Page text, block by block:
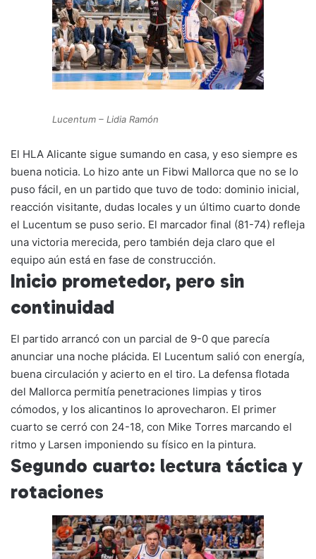
Li
b
o
o
k
A
p
p
a
m
ar
tir
Lucentum – Lidia Ramón
El HLA Alicante sigue sumando en casa, y eso siempre es
buena noticia. Lo hizo ante un Fibwi Mallorca que no se lo
puso fácil, en un partido que tuvo de todo: dominio inicial,
reacción visitante, dudas locales y un último cuarto donde
el Lucentum se puso serio. El marcador final (81-74) refleja
una victoria merecida, pero también deja claro que el
equipo aún está en fase de construcción.
Inicio prometedor, pero sin
continuidad
El partido arrancó con un parcial de 9-0 que parecía
anunciar una noche plácida. El Lucentum salió con energía,
buena circulación y acierto en el tiro. La defensa flotada
del Mallorca permitía penetraciones limpias y tiros
cómodos, y los alicantinos lo aprovecharon. El primer
cuarto se cerró con 24-18, con Mike Torres marcando el
ritmo y Larsen imponiendo su físico en la pintura.
Segundo cuarto: lectura táctica y
rotaciones